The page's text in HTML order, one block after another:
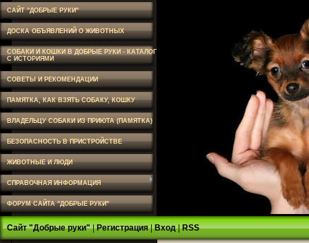
САЙТ "ДОБРЫЕ РУКИ"
ДОСКА ОБЪЯВЛЕНИЙ О ЖИВОТНЫХ
СОБАКИ И КОШКИ В ДОБРЫЕ РУКИ - КАТАЛОГ
С ИСТОРИЯМИ
СОВЕТЫ И РЕКОМЕНДАЦИИ
ПАМЯТКА, КАК ВЗЯТЬ СОБАКУ, КОШКУ
ВЛАДЕЛЬЦУ СОБАКИ ИЗ ПРИЮТА (ПАМЯТКА)
БЕЗОПАСНОСТЬ В ПРИСТРОЙСТВЕ
ЖИВОТНЫЕ И ЛЮДИ
СПРАВОЧНАЯ ИНФОРМАЦИЯ
ФОРУМ САЙТА "ДОБРЫЕ РУКИ"
Сайт "Добрые руки"|Регистрация|Вход|RSS